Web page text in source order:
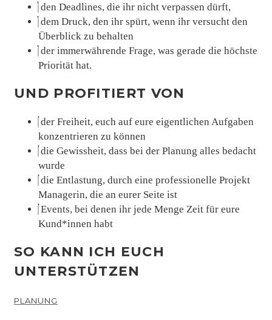
den Deadlines, die ihr nicht verpassen dürft,
dem Druck, den ihr spürt, wenn ihr versucht den
Überblick zu behalten
der immerwährende Frage, was gerade die höchste
Priorität hat.
UND PROFITIERT VON
der Freiheit, euch auf eure eigentlichen Aufgaben
konzentrieren zu können
die Gewissheit, dass bei der Planung alles bedacht
wurde
die Entlastung, durch eine professionelle Projekt
Managerin, die an eurer Seite ist
Events, bei denen ihr jede Menge Zeit für eure
Kund*innen habt
SO KANN ICH EUCH
UNTERSTÜTZEN
PLANUNG